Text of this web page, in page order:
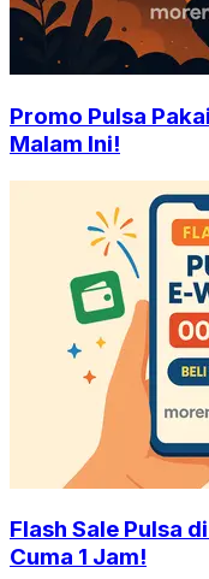
Promo Pulsa
Malam Ini!
Flash Sale Pulsa
Cuma 1 Jam!